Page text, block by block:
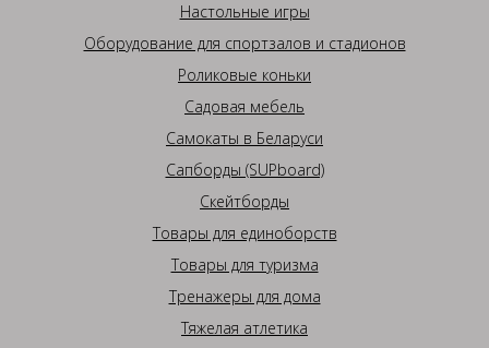
Настольные игры
Оборудование для спортзалов и стадионов
Роликовые коньки
Садовая мебель
Самокаты в Беларуси
Сапборды (SUPboard)
Скейтборды
Товары для единоборств
Товары для туризма
Тренажеры для дома
Тяжелая атлетика